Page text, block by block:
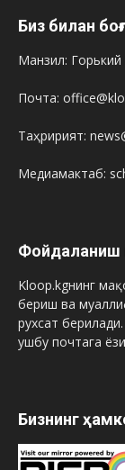
Биз билан
Манзил: Горький
Почта:
Таҳририят:
Медиамактаб:
Фойдаланиш
Kloop.kgнинг
бериш ва
рухсат
ушбу почтага
Бизнинг